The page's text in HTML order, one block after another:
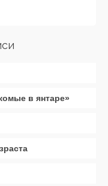
в янтаре»